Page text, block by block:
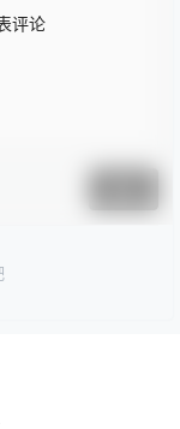
评论